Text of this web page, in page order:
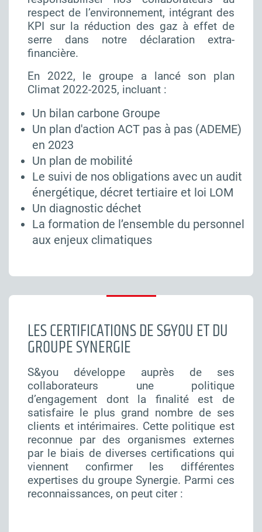
respect de l’environnement, intégrant des
KPI sur la réduction des gaz à effet de
serre dans notre déclaration extra-
financière.
En 2022, le groupe a lancé son plan
Climat 2022-2025, incluant :
Un bilan carbone Groupe
Un plan d'action ACT pas à pas (ADEME)
en 2023
Un plan de mobilité
Le suivi de nos obligations avec un audit
énergétique, décret tertiaire et loi LOM
Un diagnostic déchet
La formation de l’ensemble du personnel
aux enjeux climatiques
LES CERTIFICATIONS DE S&YOU ET DU
GROUPE SYNERGIE
S&you développe auprès de ses
collaborateurs une politique
d’engagement dont la finalité est de
satisfaire le plus grand nombre de ses
clients et intérimaires. Cette politique est
reconnue par des organismes externes
par le biais de diverses certifications qui
viennent confirmer les différentes
expertises du groupe Synergie. Parmi ces
reconnaissances, on peut citer :